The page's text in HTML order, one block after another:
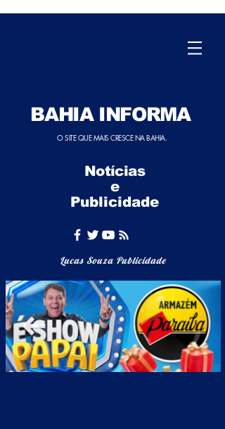
BAHIA INFORMA
O SITE QUE MAIS CRESCE NA BAHIA.
Notícias
e
Publicidade
Lucas Souza Publicidade